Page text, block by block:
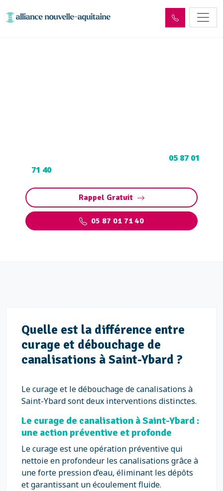
05 87 01
71 40
Rappel Gratuit
05 87 01 71 40
Quelle est la différence entre
curage et débouchage de
canalisations à Saint-Ybard ?
Le curage et le débouchage de canalisations à
Saint-Ybard sont deux interventions distinctes.
Le curage de canalisation à Saint-Ybard :
une action préventive et profonde
Le curage est une opération préventive qui
nettoie en profondeur les canalisations grâce à
une forte pression d’eau, éliminant les dépôts
et garantissant un écoulement fluide.